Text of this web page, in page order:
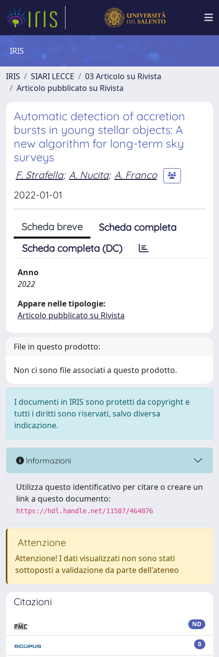
IRIS
IRIS SIARI LECCE
03 Articolo su Rivista
Articolo pubblicato su Rivista
Automatic detection of accretion
bursts in young stellar objects: A
new algorithm for long-term sky
surveys
F. Strafella; A. Nucita; A. Franco
2022-01-01
Scheda breve
Scheda completa
Scheda completa (DC)
Anno
2022
Appare nelle tipologie:
Articolo pubblicato su Rivista
File in questo prodotto:
Non ci sono file associati a questo prodotto.
I documenti in IRIS sono protetti da copyright e
tutti i diritti sono riservati, salvo diversa
indicazione.
Informazioni
Utilizza questo identificativo per citare o creare un
link a questo documento:
https://hdl.handle.net/11587/464876
Attenzione
Attenzione! I dati visualizzati non sono stati
sottoposti a validazione da parte dell'ateneo
Citazioni
ND
0